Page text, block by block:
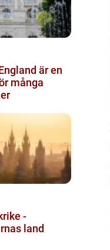
är en
många
-
land